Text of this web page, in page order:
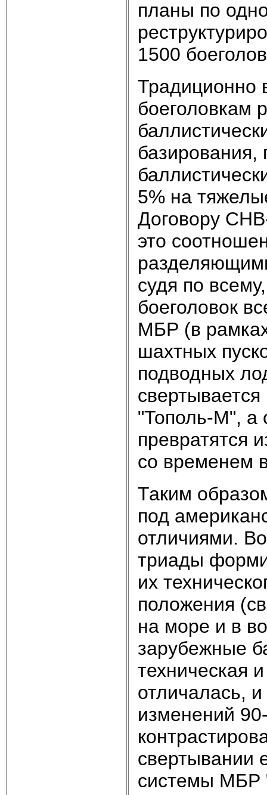
планы по
1500
Традиционно
боеголовкам
базирования,
5% на
Договору
это
судя по
боеголовок
МБР (в
шахтных
подводных
"Тополь-М", а
превратятся
со временем
Таким
под
отличиями.
триады
их
положения
на море и в
зарубежные
техническая
отличалась,
изменений
свертывании
системы МБР